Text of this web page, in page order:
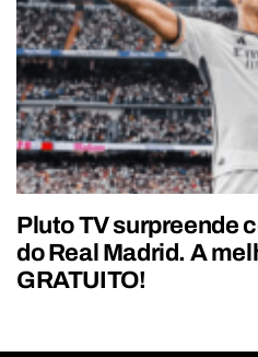
Pluto TV surpreende
do Real Madrid. A
GRATUITO!